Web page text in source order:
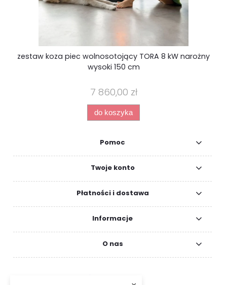
zestaw koza piec wolnosotojący TORA 8 kW narożny
wysoki 150 cm
7 860,00 zł
do koszyka
Pomoc
Twoje konto
Płatności i dostawa
Informacje
O nas